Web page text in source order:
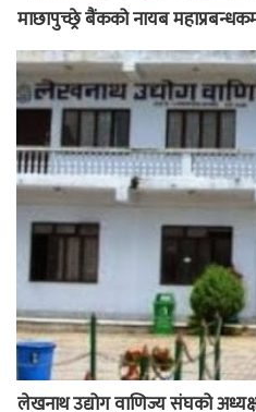
माछापुच्छ्रे बैंकको नायब
लेखनाथ उद्योग वाणिज्य संघको